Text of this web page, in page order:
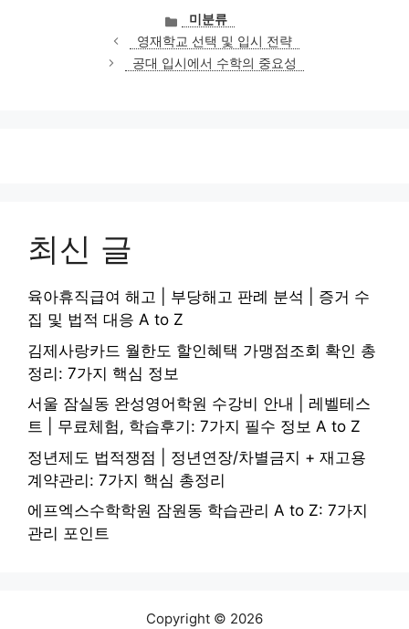
카
테
고
리
미분류
영재학교 선택 및 입시 전략
공대 입시에서 수학의 중요성
최신 글
육아휴직급여 해고 | 부당해고 판례 분석 | 증거 수
집 및 법적 대응 A to Z
김제사랑카드 월한도 할인혜택 가맹점조회 확인 총
정리: 7가지 핵심 정보
서울 잠실동 완성영어학원 수강비 안내 | 레벨테스
트 | 무료체험, 학습후기: 7가지 필수 정보 A to Z
정년제도 법적쟁점 | 정년연장/차별금지 + 재고용
계약관리: 7가지 핵심 총정리
에프엑스수학학원 잠원동 학습관리 A to Z: 7가지
관리 포인트
Copyright © 2026